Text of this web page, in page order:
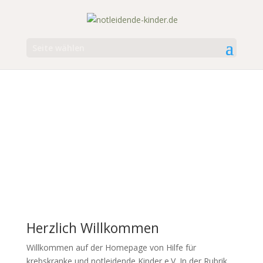
Herzlich Willkommen
Willkommen auf der Homepage von Hilfe für